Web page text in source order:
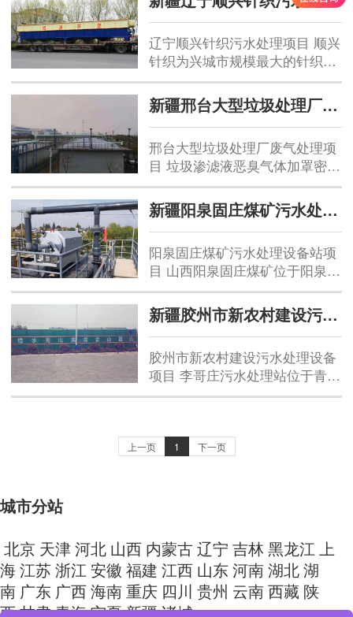
镇生活垃圾转运站内垃圾压缩产
生的渗滤液。 垃圾中转站在运营
过程中会产生大量的污水，其
COD浓度通常为普通生活污水的
50~200倍，垃圾中转站产生的渗
滤液及冲...
辽宁顺兴针织污水处理项目 顺兴
针织为兴城市规模最大的针织印
染企业，每日产生印染污水
1200m³，后期增加至2000m³/d。
采用微电解+气浮沉淀+A/O接触
氧化+多介质过滤工艺。污水通
过污水调节池进行收集后，进入
微电解反应器进行电解氧化脱
色，然后进入气浮沉淀设备去除
悬浮物。后续进入A/O生化系统
进行生...
新疆邢台大型垃圾处理厂废气处理项目
邢台大型垃圾处理厂废气处理项
目 垃圾渗滤液恶臭气体加罩密闭
收集一体化生物除臭工程 处理风
量Q=20000m³/h 工艺设备∶采用
生物过滤除臭工艺，三段式一体
化设计（加碱预洗段、喷淋洗涤
段、生物过滤除臭段），配套排
气筒及检测设施、循环水泵、加
湿泵、引风机等...
新疆阳泉固庄煤矿污水处理站项目
阳泉固庄煤矿污水处理设备站项
目 山西阳泉固庄煤矿位于阳泉市
西北，始建于1982年，隶属山西
省监狱管理局，井田面积12.33平
方公里，矿井储量12920 万吨，
年设计生产能力和洗选能力均为
150万吨。 本污水处理站主要处
理开采过程所产生的矿井水和矿
区生产人员的生活污水。本项目
新疆胶州市新农村建设污水处理项目
胶州市新农村建设污水处理设备
项目 李哥庄污水处理站位于青岛
胶州市，是胶州市新农村建设污
理、可靠的A/O/O+MBR处理工
上一页 1 下一页
城市分站
北京 天津河北 山西 内蒙古辽宁 吉林黑龙江上
海江苏浙江安徽 福建 江西 山东河南湖北湖
南 广东 广西海南重庆 四川 贵州 云南西藏 陕
西甘肃青海宁夏新疆诸城